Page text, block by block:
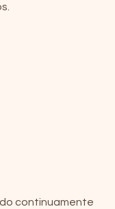
continuamente